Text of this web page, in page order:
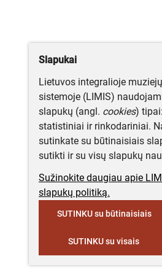
Slapukai
Lietuvos integralioje
sistemoje (LIMIS)
slapukų (angl. cookies)
statistiniai ir rinkodariniai.
sutinkate su būtinaisiais
sutikti ir su visų slapukų
Sužinokite daugiau apie
slapukų politiką.
SUTINKU su būtinaisiais
SUTINKU su visais